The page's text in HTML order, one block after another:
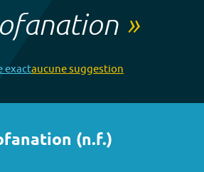
»
exactaucunesuggestion
(n.f.)